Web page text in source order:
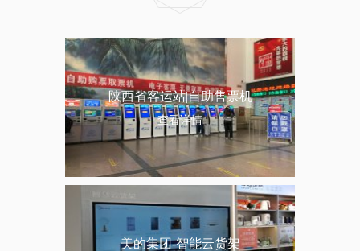
陕西省客运站|自助售票机
查看详情
美的集团-智能云货架